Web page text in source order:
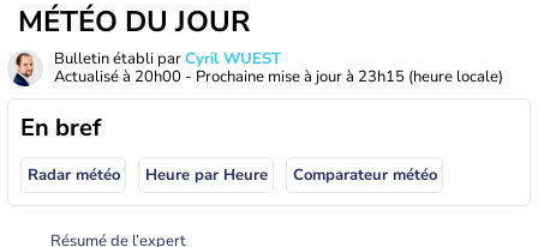
MÉTÉO DU JOUR
Bulletin établi parCyril WUEST
Actualisé à 20h00 - Prochaine mise à jour à 23h15 (heure locale)
En bref
Radar météo Heure par Heure Comparateur météo
Résumé de l’expert